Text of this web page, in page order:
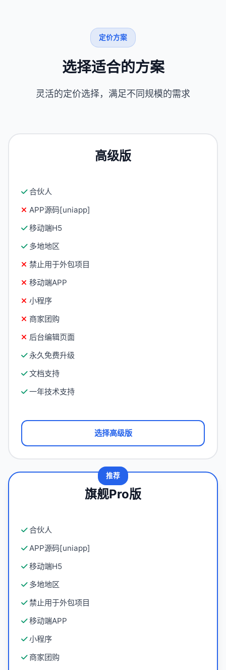
定价方案
选择适合的方案
灵活的定价选择，满足不同规模的需求
高级版
合伙人
APP源码[uniapp]
移动端H5
多地地区
禁止用于外包项目
移动端APP
小程序
商家团购
后台编辑页面
永久免费升级
文档支持
一年技术支持
选择高级版
推荐
旗舰Pro版
合伙人
APP源码[uniapp]
移动端H5
多地地区
禁止用于外包项目
移动端APP
小程序
商家团购